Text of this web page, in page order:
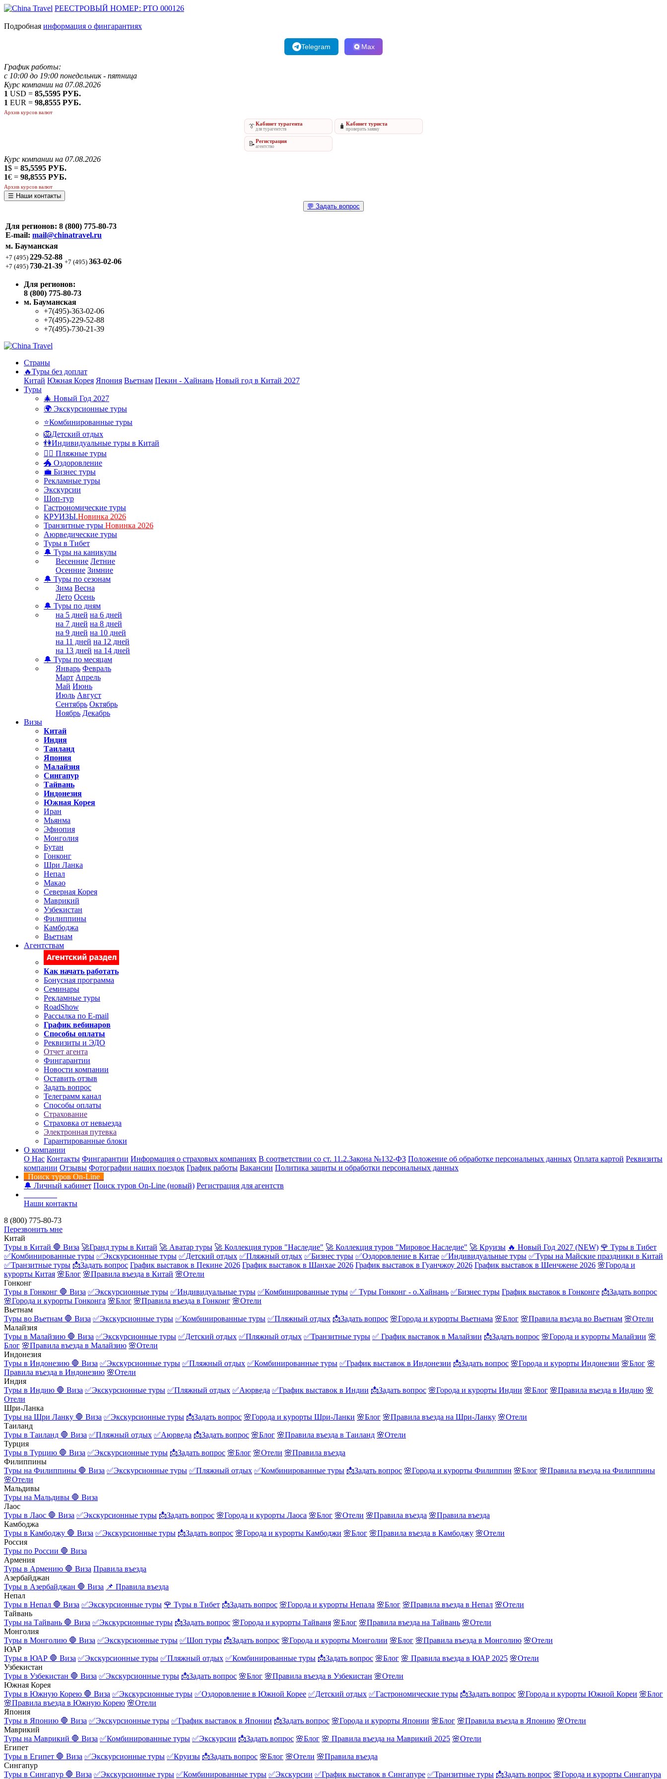
РЕЕСТРОВЫЙ НОМЕР: РТО 000126
Подробная информация о фингарантиях
Telegram Max
График работы:
с 10:00 до 19:00 понедельник - пятница
Курс компании на 07.08.2026
1 USD = 85,5595 РУБ.
1 EUR = 98,8555 РУБ.
Архив курсов валют
👔Кабинет турагента
для турагентств 🧳 Кабинет туриста
проверить заявку
📝Регистрация
агентство
Курс компании на 07.08.2026
1$ = 85,5595 РУБ.
1€ = 98,8555 РУБ.
Архив курсов валют
☰ Наши контакты
💬 Задать вопрос
Для регионов: 8 (800) 775-80-73
E-mail: mail@chinatravel.ru
м. Бауманская
+7 (495) 229-52-88
+7 (495) 730-21-39 +7 (495) 363-02-06
Для регионов:
8 (800) 775-80-73
м. Бауманская
+7(495)-363-02-06
+7(495)-229-52-88
+7(495)-730-21-39
Страны
🔥Туры без доплат
Китай Южная Корея Япония Вьетнам Пекин - Хайнань Новый год в Китай 2027
Туры
🎄 Новый Год 2027
🌍 Экскурсионные туры
⭐Комбинированные туры
🦁Детский отдых
👫Индивидуальные туры в Китай
🏊‍♂ Пляжные туры
🐲 Оздоровление
💼 Бизнес туры
Рекламные туры
Экскурсии
Шоп-тур
Гастрономические туры
КРУИЗЫ.Новинка 2026
Транзитные туры Новинка 2026
Аюрведические туры
Туры в Тибет
🔔 Туры на каникулы
Весенние Летние
Осенние Зимние
🔔 Туры по сезонам
Зима Весна
Лето Осень
🔔 Туры по дням
на 5 дней на 6 дней
на 7 дней на 8 дней
на 9 дней на 10 дней
на 11 дней на 12 дней
на 13 дней на 14 дней
🔔 Туры по месяцам
Январь Февраль
Март Апрель
Май Июнь
Июль Август
Сентябрь Октябрь
Ноябрь Декабрь
Визы
Китай
Индия
Таиланд
Япония
Малайзия
Сингапур
Тайвань
Индонезия
Южная Корея
Иран
Мьянма
Эфиопия
Монголия
Бутан
Гонконг
Шри Ланка
Непал
Макао
Северная Корея
Маврикий
Узбекистан
Филиппины
Камбоджа
Вьетнам
Агентствам
Как начать работать
Бонусная программа
Семинары
Рекламные туры
RoadShow
Рассылка по E-mail
График вебинаров
Способы оплаты
Реквизиты и ЭДО
Отчет агента
Фингарантии
Новости компании
Оставить отзыв
Задать вопрос
Телеграмм канал
Способы оплаты
Страхование
Страховка от невыезда
Электронная путевка
Гарантированные блоки
О компании
О Нас Контакты Фингарантии Информация о страховых компаниях В соответствии со ст. 11.2.Закона №132-ФЗ Положение об обработке персональных данных Оплата картой Реквизиты
компании Отзывы Фотографии наших поездок График работы Вакансии Политика защиты и обработки персональных данных
Поиск туров On-Line
🔔 Личный кабинет Поиск туров On-Line (новый) Регистрация для агентств
Наши контакты
8 (800) 775-80-73
Перезвонить мне
Китай
Туры в Китай 🛑 Виза 🚀Гранд туры в Китай 🚀 Аватар туры 🚀 Коллекция туров "Наследие" 🚀 Коллекция туров "Мировое Наследие" 🚀 Круизы 🔥 Новый Год 2027 (NEW) 🌹 Туры в Тибет
✅Комбинированные туры ✅Экскурсионные туры ✅Детский отдых ✅Пляжный отдых ✅Бизнес туры ✅Оздоровление в Китае ✅Индивидуальные туры ✅Туры на Майские праздники в Китай
✅Транзитные туры 📩Задать вопрос График выставок в Пекине 2026 График выставок в Шанхае 2026 График выставок в Гуанчжоу 2026 График выставок в Шенчжене 2026 🌸Города и
курорты Китая 🌸Блог 🌸Правила въезда в Китай 🌸Отели
Гонконг
Туры в Гонконг 🛑 Виза ✅Экскурсионные туры ✅Индивидуальные туры ✅Комбинированные туры ✅ Туры Гонконг - о.Хайнань ✅Бизнес туры График выставок в Гонконге 📩Задать вопрос
🌸Города и курорты Гонконга 🌸Блог 🌸Правила въезда в Гонконг 🌸Отели
Вьетнам
Туры во Вьетнам 🛑 Виза ✅Экскурсионные туры ✅Комбинированные туры ✅Пляжный отдых 📩Задать вопрос 🌸Города и курорты Вьетнама 🌸Блог 🌸Правила въезда во Вьетнам 🌸Отели
Малайзия
Туры в Малайзию 🛑 Виза ✅Экскурсионные туры ✅Детский отдых ✅Пляжный отдых ✅Транзитные туры ✅ График выставок в Малайзии 📩Задать вопрос 🌸Города и курорты Малайзии 🌸
Блог 🌸Правила въезда в Малайзию 🌸Отели
Индонезия
Туры в Индонезию 🛑 Виза ✅Экскурсионные туры ✅Пляжный отдых ✅Комбинированные туры ✅График выставок в Индонезии 📩Задать вопрос 🌸Города и курорты Индонезии 🌸Блог 🌸
Правила въезда в Индонезию 🌸Отели
Индия
Туры в Индию 🛑 Виза ✅Экскурсионные туры ✅Пляжный отдых ✅Аюрведа ✅График выставок в Индии 📩Задать вопрос 🌸Города и курорты Индии 🌸Блог 🌸Правила въезда в Индию 🌸
Отели
Шри-Ланка
Туры на Шри Ланку 🛑 Виза ✅Экскурсионные туры 📩Задать вопрос 🌸Города и курорты Шри-Ланки 🌸Блог 🌸Правила въезда на Шри-Ланку 🌸Отели
Таиланд
Туры в Таиланд 🛑 Виза ✅Пляжный отдых ✅Аюрведа 📩Задать вопрос 🌸Блог 🌸Правила въезда в Таиланд 🌸Отели
Турция
Туры в Турцию 🛑 Виза ✅Экскурсионные туры 📩Задать вопрос 🌸Блог 🌸Отели 🌸Правила въезда
Филиппины
Туры на Филиппины 🛑 Виза ✅Экскурсионные туры ✅Пляжный отдых ✅Комбинированные туры 📩Задать вопрос 🌸Города и курорты Филиппин 🌸Блог 🌸Правила въезда на Филиппины
🌸Отели
Мальдивы
Туры на Мальдивы 🛑 Виза
Лаос
Туры в Лаос 🛑 Виза ✅Экскурсионные туры 📩Задать вопрос 🌸Города и курорты Лаоса 🌸Блог 🌸Отели 🌸Правила въезда 🌸Правила въезда
Камбоджа
Туры в Камбоджу 🛑 Виза ✅Экскурсионные туры 📩Задать вопрос 🌸Города и курорты Камбоджи 🌸Блог 🌸Правила въезда в Камбоджу 🌸Отели
Россия
Туры по России 🛑 Виза
Армения
Туры в Армению 🛑 Виза Правила въезда
Азербайджан
Туры в Азербайджан 🛑 Виза 📌 Правила въезда
Непал
Туры в Непал 🛑 Виза ✅Экскурсионные туры 🌹 Туры в Тибет 📩Задать вопрос 🌸Города и курорты Непала 🌸Блог 🌸Правила въезда в Непал 🌸Отели
Тайвань
Туры на Тайвань 🛑 Виза ✅Экскурсионные туры 📩Задать вопрос 🌸Города и курорты Тайваня 🌸Блог 🌸Правила въезда на Тайвань 🌸Отели
Монголия
Туры в Монголию 🛑 Виза ✅Экскурсионные туры ✅Шоп туры 📩Задать вопрос 🌸Города и курорты Монголии 🌸Блог 🌸Правила въезда в Монголию 🌸Отели
ЮАР
Туры в ЮАР 🛑 Виза ✅Экскурсионные туры ✅Пляжный отдых ✅Комбинированные туры 📩Задать вопрос 🌸Блог 🌸 Правила въезда в ЮАР 2025 🌸Отели
Узбекистан
Туры в Узбекистан 🛑 Виза ✅Экскурсионные туры 📩Задать вопрос 🌸Блог 🌸Правила въезда в Узбекистан 🌸Отели
Южная Корея
Туры в Южную Корею 🛑 Виза ✅Экскурсионные туры ✅Оздоровление в Южной Корее ✅Детский отдых ✅Гастрономические туры 📩Задать вопрос 🌸Города и курорты Южной Кореи 🌸Блог
🌸Правила въезда в Южную Корею 🌸Отели
Япония
Туры в Японию 🛑 Виза ✅Экскурсионные туры ✅График выставок в Японии 📩Задать вопрос 🌸Города и курорты Японии 🌸Блог 🌸Правила въезда в Японию 🌸Отели
Маврикий
Туры на Маврикий 🛑 Виза ✅Комбинированные туры ✅Экскурсии 📩Задать вопрос 🌸Блог 🌸 Правила въезда на Маврикий 2025 🌸Отели
Египет
Туры в Египет 🛑 Виза ✅Экскурсионные туры ✅Круизы 📩Задать вопрос 🌸Блог 🌸Отели 🌸Правила въезда
Сингапур
Туры в Сингапур 🛑 Виза ✅Экскурсионные туры ✅Комбинированные туры ✅Экскурсии ✅График выставок в Сингапуре ✅Транзитные туры 📩Задать вопрос 🌸Города и курорты Сингапура